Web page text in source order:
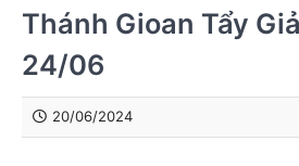
Thánh Gioan Tẩy
24/06
20/06/2024